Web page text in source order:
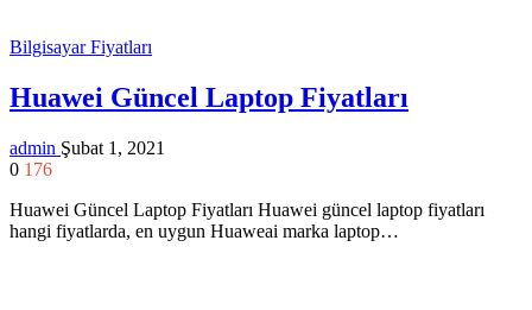
Bilgisayar Fiyatları
Huawei Güncel Laptop Fiyatları
admin Şubat 1, 2021
0 176
Huawei Güncel Laptop Fiyatları Huawei güncel laptop fiyatları
hangi fiyatlarda, en uygun Huaweai marka laptop…